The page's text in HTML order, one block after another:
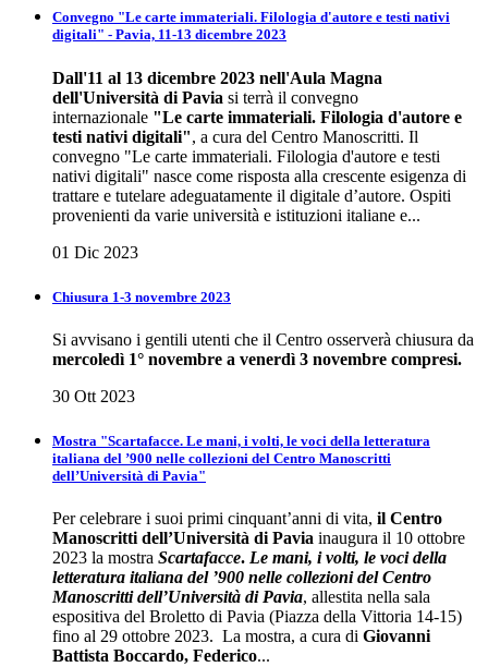
Convegno "Le carte immateriali. Filologia d'autore e testi nativi
digitali" - Pavia, 11-13 dicembre 2023
Dall'11 al 13 dicembre 2023 nell'Aula Magna
dell'Università di Pavia si terrà il convegno
internazionale "Le carte immateriali. Filologia d'autore e
testi nativi digitali", a cura del Centro Manoscritti. Il
convegno "Le carte immateriali. Filologia d'autore e testi
nativi digitali" nasce come risposta alla crescente esigenza di
trattare e tutelare adeguatamente il digitale d’autore. Ospiti
provenienti da varie università e istituzioni italiane e...
01 Dic 2023
Chiusura 1-3 novembre 2023
Si avvisano i gentili utenti che il Centro osserverà chiusura da
mercoledì 1° novembre a venerdì 3 novembre compresi.
30 Ott 2023
Mostra "Scartafacce. Le mani, i volti, le voci della letteratura
italiana del ’900 nelle collezioni del Centro Manoscritti
dell’Università di Pavia"
Per celebrare i suoi primi cinquant’anni di vita, il Centro
Manoscritti dell’Università di Pavia inaugura il 10 ottobre
2023 la mostra Scartafacce. Le mani, i volti, le voci della
letteratura italiana del ’900 nelle collezioni del Centro
Manoscritti dell’Università di Pavia, allestita nella sala
espositiva del Broletto di Pavia (Piazza della Vittoria 14-15)
fino al 29 ottobre 2023. La mostra, a cura di Giovanni
Battista Boccardo, Federico...